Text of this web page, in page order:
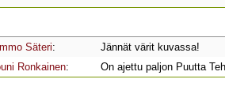
Säteri:
Jännät värit kuvassa!
Ronkainen: On ajettu paljon Puutta